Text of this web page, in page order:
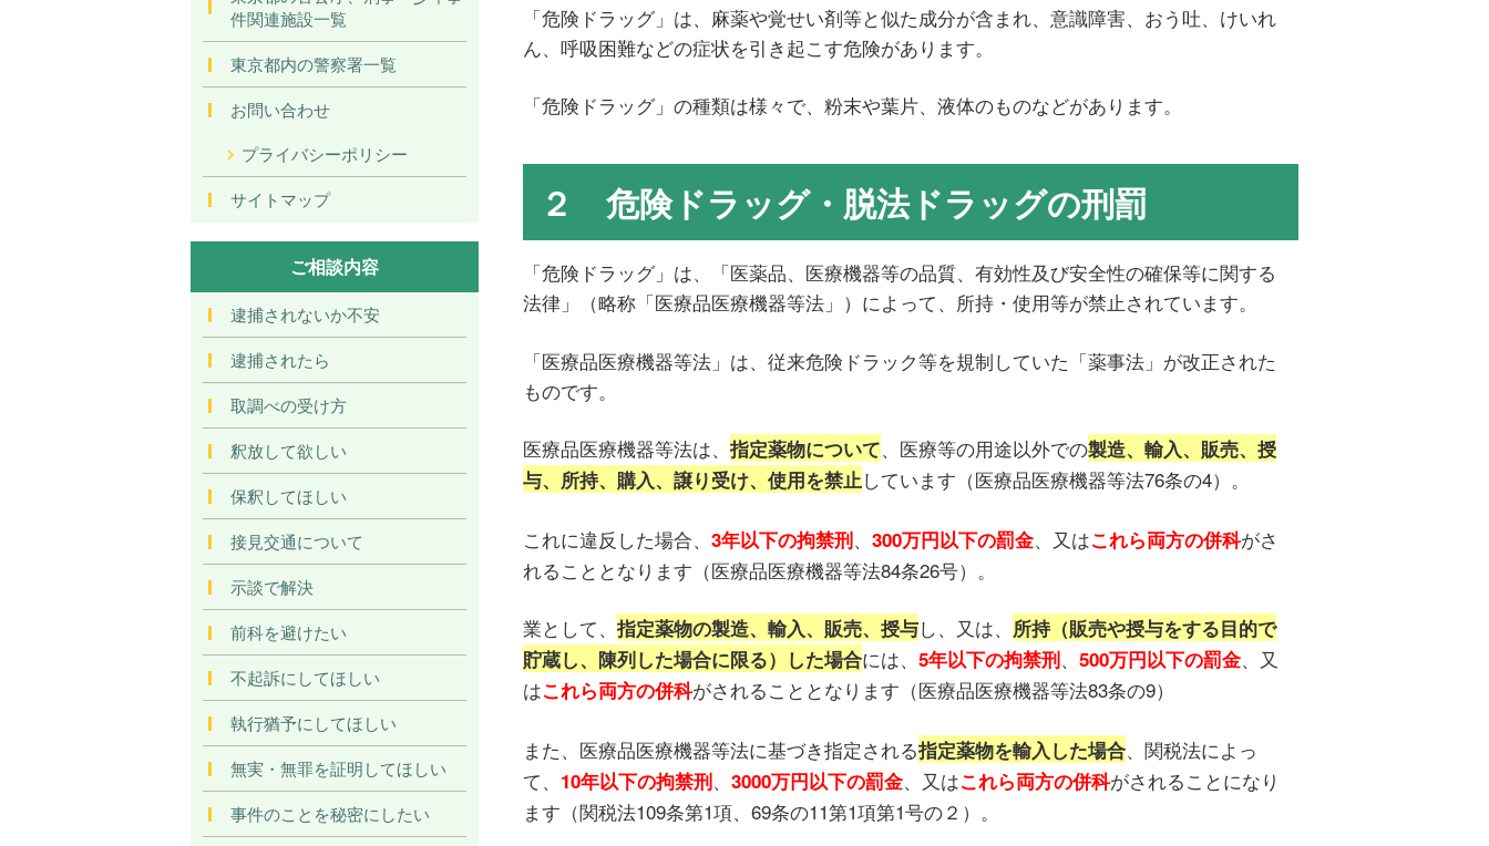
「危険ドラッグ」は、麻薬や覚せい剤等と似た成分が含まれ、意識障害、おう吐、けいれ
ん、呼吸困難などの症状を引き起こす危険があります。
「危険ドラッグ」の種類は様々で、粉末や葉片、液体のものなどがあります。
２ 危険ドラッグ・脱法ドラッグの刑罰
「危険ドラッグ」は、「医薬品、医療機器等の品質、有効性及び安全性の確保等に関する
法律」（略称「医療品医療機器等法」）によって、所持・使用等が禁止されています。
「医療品医療機器等法」は、従来危険ドラック等を規制していた「薬事法」が改正された
ものです。
医療品医療機器等法は、 指定薬物について、医療等の用途以外での製造、輸入、販売、授
与、所持、購入、譲り受け、使用を禁止しています（医療品医療機器等法76条の4）。
これに違反した場合、 3年以下の拘禁刑、 300万円以下の罰金、又はこれら両方の併科がさ
れることとなります（医療品医療機器等法84条26号）。
業として、 指定薬物の製造、輸入、販売、授与し、又は、 所持（販売や授与をする目的で
貯蔵し、陳列した場合に限る）した場合には、 5年以下の拘禁刑、 500万円以下の罰金、又
はこれら両方の併科がされることとなります（医療品医療機器等法83条の9）
また、医療品医療機器等法に基づき指定される指定薬物を輸入した場合、関税法によっ
て、 10年以下の拘禁刑、 3000万円以下の罰金、又はこれら両方の併科がされることになり
ます（関税法109条第1項、69条の11第1項第1号の２）。
件関連施設一覧
東京都内の警察署一覧
お問い合わせ
プライバシーポリシー
サイトマップ
ご相談内容
逮捕されないか不安
逮捕されたら
取調べの受け方
釈放して欲しい
保釈してほしい
接見交通について
示談で解決
前科を避けたい
不起訴にしてほしい
執行猶予にしてほしい
無実・無罪を証明してほしい
事件のことを秘密にしたい